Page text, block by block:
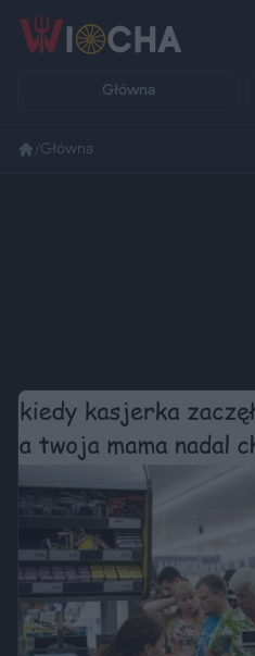
Główna
Główna